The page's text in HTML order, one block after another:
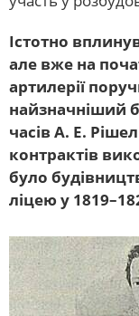
Істотно
але вже на
артилерії
найзначніший
часів А. Е.
контрактів
було
ліцею у